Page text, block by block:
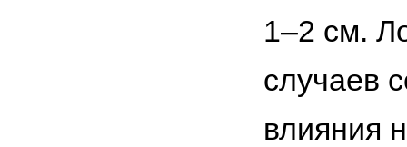
1–2 см.
случаев
влияния